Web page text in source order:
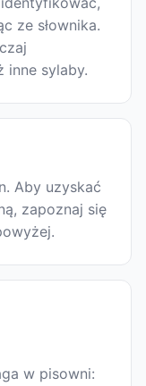
ze słownika.
inne sylaby.
Aby uzyskać
zapoznaj się
w pisowni: